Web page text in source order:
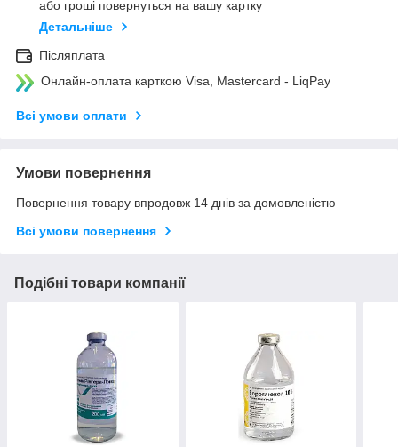
або гроші повернуться на вашу картку
Детальніше
Післяплата
Онлайн-оплата карткою Visa, Mastercard - LiqPay
Всі умови оплати
Умови повернення
Повернення товару впродовж 14 днів за домовленістю
Всі умови повернення
Подібні товари компанії